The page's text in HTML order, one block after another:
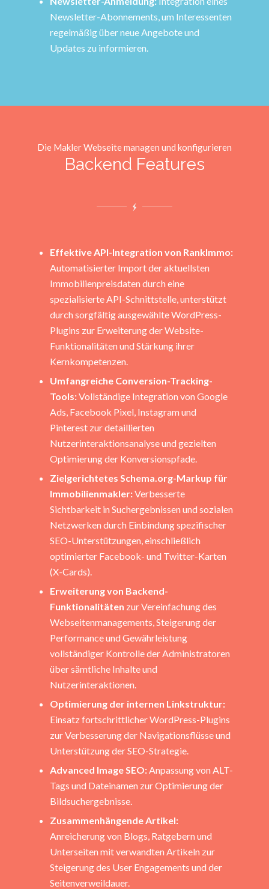
Newsletter-Abonnements, um Interessenten
regelmäßig über neue Angebote und
Updates zu informieren.
Die Makler Webseite managen und konfigurieren
Backend Features
Effektive API-Integration von RankImmo:
Automatisierter Import der aktuellsten
Immobilienpreisdaten durch eine
spezialisierte API-Schnittstelle, unterstützt
durch sorgfältig ausgewählte WordPress-
Plugins zur Erweiterung der Website-
Funktionalitäten und Stärkung ihrer
Kernkompetenzen.
Umfangreiche Conversion-Tracking-
Tools:Vollständige Integration von Google
Ads, Facebook Pixel, Instagram und
Pinterest zur detaillierten
Nutzerinteraktionsanalyse und gezielten
Optimierung der Konversionspfade.
Zielgerichtetes Schema.org-Markup für
Immobilienmakler:Verbesserte
Sichtbarkeit in Suchergebnissen und sozialen
Netzwerken durch Einbindung spezifischer
SEO-Unterstützungen, einschließlich
optimierter Facebook- und Twitter-Karten
(X-Cards).
Erweiterung von Backend-
Funktionalitäten zur Vereinfachung des
Webseitenmanagements, Steigerung der
Performance und Gewährleistung
vollständiger Kontrolle der Administratoren
über sämtliche Inhalte und
Nutzerinteraktionen.
Optimierung der internen Linkstruktur:
Einsatz fortschrittlicher WordPress-Plugins
zur Verbesserung der Navigationsflüsse und
Unterstützung der SEO-Strategie.
Advanced Image SEO:Anpassung von ALT-
Tags und Dateinamen zur Optimierung der
Bildsuchergebnisse.
Zusammenhängende Artikel:
Anreicherung von Blogs, Ratgebern und
Unterseiten mit verwandten Artikeln zur
Steigerung des User Engagements und der
Seitenverweildauer.